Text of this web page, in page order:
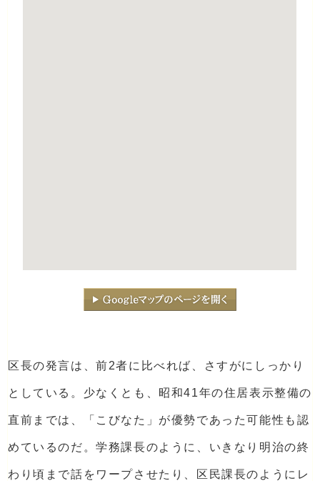
区長の発言は、前2者に比べれば、さすがにしっかり
としている。少なくとも、昭和41年の住居表示整備の
直前までは、「こびなた」が優勢であった可能性も認
めているのだ。学務課長のように、いきなり明治の終
わり頃まで話をワープさせたり、区民課長のようにレ